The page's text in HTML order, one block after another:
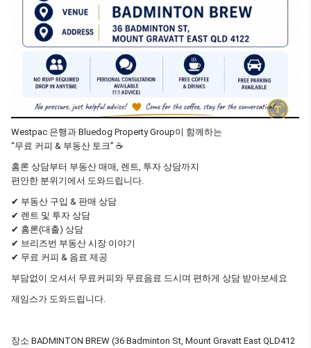
Westpac 은행과 Bluedog Property Group이 함께하는
“무료 커피 & 부동산 토크” ☕
홈론 상담부터 부동산 매매, 렌트, 투자 상담까지
편안한 분위기에서 도와드립니다.
✔ 부동산 구입 & 판매 상담
✔ 렌트 및 투자 상담
✔ 홈론(대출) 상담
✔ 브리즈번 부동산 시장 이야기
✔ 무료 커피 & 음료 제공
부담없이 오셔서 무료커피와 무료음료 드시며 편하게 상담 받아보세요
제임스가 도와드립니다.
장소 BADMINTON BREW (36 Badminton St, Mount Gravatt East QLD412